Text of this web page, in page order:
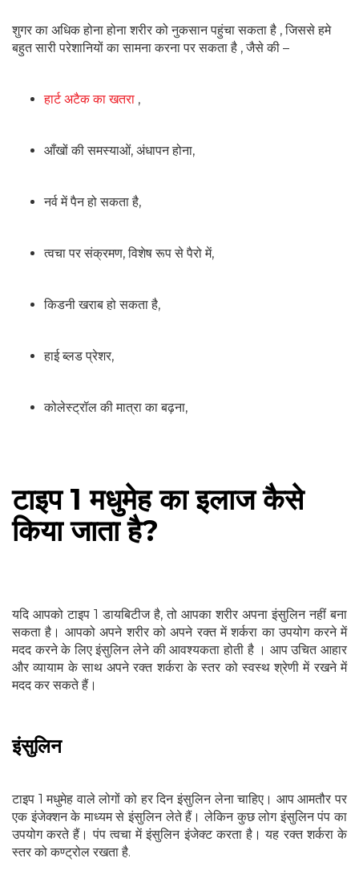
शुगर का अधिक होना होना शरीर को नुकसान पहुंचा सकता है , जिससे हमे
बहुत सारी परेशानियों का सामना करना पर सकता है , जैसे की –
हार्ट अटैक का खतरा ,
आँखों की समस्याओं, अंधापन होना,
नर्व में पैन हो सकता है,
त्वचा पर संक्रमण, विशेष रूप से पैरो में,
किडनी खराब हो सकता है,
हाई ब्लड प्रेशर,
कोलेस्ट्रॉल की मात्रा का बढ़ना,
टाइप 1 मधुमेह का इलाज कैसे
किया जाता है?
यदि आपको टाइप 1 डायबिटीज है, तो आपका शरीर अपना इंसुलिन नहीं बना
सकता है। आपको अपने शरीर को अपने रक्त में शर्करा का उपयोग करने में
मदद करने के लिए इंसुलिन लेने की आवश्यकता होती है । आप उचित आहार
और व्यायाम के साथ अपने रक्त शर्करा के स्तर को स्वस्थ श्रेणी में रखने में
मदद कर सकते हैं।
इंसुलिन
टाइप 1 मधुमेह वाले लोगों को हर दिन इंसुलिन लेना चाहिए। आप आमतौर पर
एक इंजेक्शन के माध्यम से इंसुलिन लेते हैं। लेकिन कुछ लोग इंसुलिन पंप का
उपयोग करते हैं। पंप त्वचा में इंसुलिन इंजेक्ट करता है। यह रक्त शर्करा के
स्तर को कण्ट्रोल रखता है.